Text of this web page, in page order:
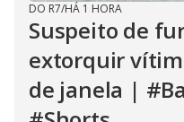
DO R7/HÁ 1 HORA
Suspeito de
extorquir
de janela |